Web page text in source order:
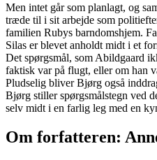
Men intet går som planlagt, og
træde til i sit arbejde som
familien Rubys barndomshjem.
Silas er blevet anholdt midt i et
Det spørgsmål, som Abildgaard
faktisk var på flugt, eller om han
Pludselig bliver Bjørg også
Bjørg stiller spørgsmålstegn ved
selv midt i en farlig leg med en
Om forfatteren: